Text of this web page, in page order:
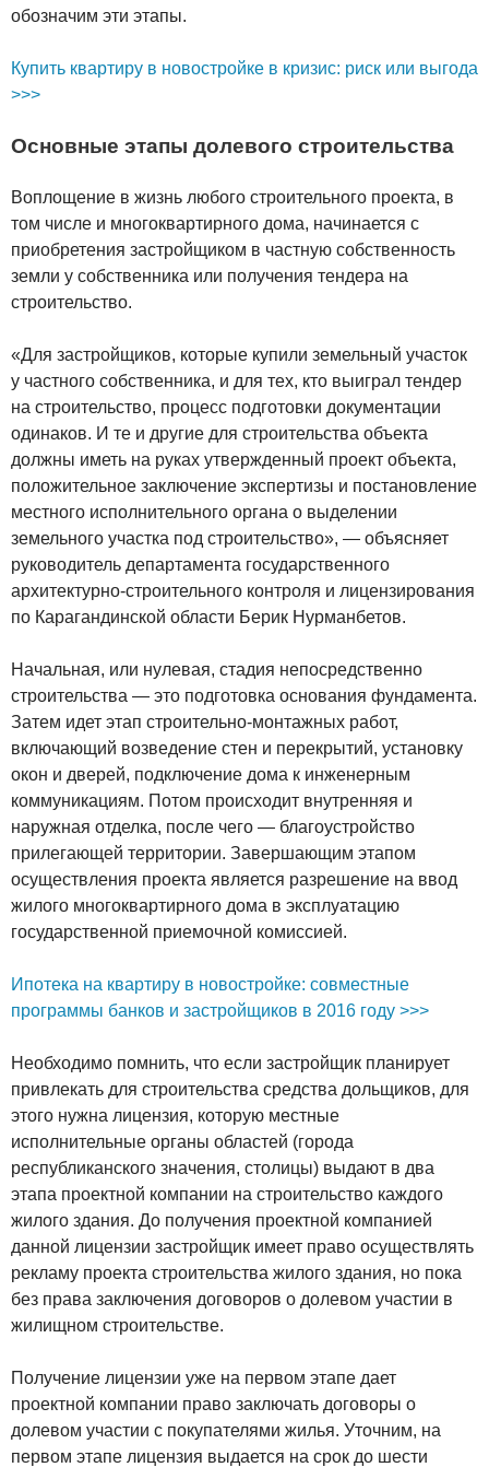
обозначим эти этапы.
Купить квартиру в новостройке в кризис: риск или выгода
>>>
Основные этапы долевого строительства
Воплощение в жизнь любого строительного проекта, в
том числе и многоквартирного дома, начинается с
приобретения застройщиком в частную собственность
земли у собственника или получения тендера на
строительство.
«Для застройщиков, которые купили земельный участок
у частного собственника, и для тех, кто выиграл тендер
на строительство, процесс подготовки документации
одинаков. И те и другие для строительства объекта
должны иметь на руках утвержденный проект объекта,
положительное заключение экспертизы и постановление
местного исполнительного органа о выделении
земельного участка под строительство», — объясняет
руководитель департамента государственного
архитектурно-строительного контроля и лицензирования
по Карагандинской области Берик Нурманбетов.
Начальная, или нулевая, стадия непосредственно
строительства — это подготовка основания фундамента.
Затем идет этап строительно-монтажных работ,
включающий возведение стен и перекрытий, установку
окон и дверей, подключение дома к инженерным
коммуникациям. Потом происходит внутренняя и
наружная отделка, после чего — благоустройство
прилегающей территории. Завершающим этапом
осуществления проекта является разрешение на ввод
жилого многоквартирного дома в эксплуатацию
государственной приемочной комиссией.
Ипотека на квартиру в новостройке: совместные
программы банков и застройщиков в 2016 году >>>
Необходимо помнить, что если застройщик планирует
привлекать для строительства средства дольщиков, для
этого нужна лицензия, которую местные
исполнительные органы областей (города
республиканского значения, столицы) выдают в два
этапа проектной компании на строительство каждого
жилого здания. До получения проектной компанией
данной лицензии застройщик имеет право осуществлять
рекламу проекта строительства жилого здания, но пока
без права заключения договоров о долевом участии в
жилищном строительстве.
Получение лицензии уже на первом этапе дает
проектной компании право заключать договоры о
долевом участии с покупателями жилья. Уточним, на
первом этапе лицензия выдается на срок до шести